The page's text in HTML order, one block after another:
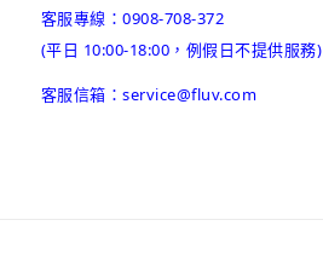
客服專線：0908-708-372
(平日 10:00-18:00，例假日不提供服務)
客服信箱：service@fluv.com